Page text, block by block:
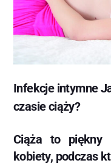
Infekcje intymne
czasie ciąży?
Ciąża to piękny
kobiety, podczas